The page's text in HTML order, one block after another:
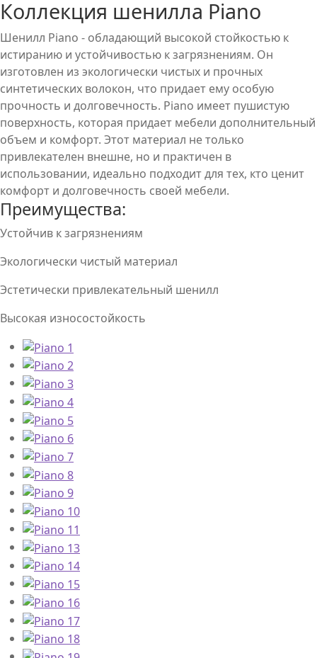
Коллекция шенилла Piano
Шенилл Piano - обладающий высокой стойкостью к
истиранию и устойчивостью к загрязнениям. Он
изготовлен из экологически чистых и прочных
синтетических волокон, что придает ему особую
прочность и долговечность. Piano имеет пушистую
поверхность, которая придает мебели дополнительный
объем и комфорт. Этот материал не только
привлекателен внешне, но и практичен в
использовании, идеально подходит для тех, кто ценит
комфорт и долговечность своей мебели.
Преимущества:
Устойчив к загрязнениям
Экологически чистый материал
Эстетически привлекательный шенилл
Высокая износостойкость